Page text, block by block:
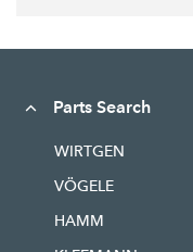
Parts Search
WIRTGEN
VÖGELE
HAMM